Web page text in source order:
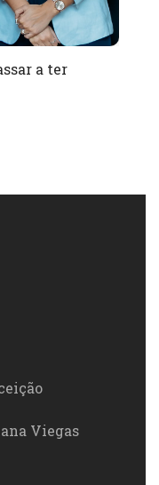
a ter
Viegas